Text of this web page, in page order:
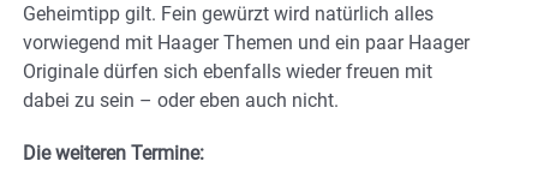
Geheimtipp gilt. Fein gewürzt wird natürlich alles
vorwiegend mit Haager Themen und ein paar Haager
Originale dürfen sich ebenfalls wieder freuen mit
dabei zu sein – oder eben auch nicht.
Die weiteren Termine: